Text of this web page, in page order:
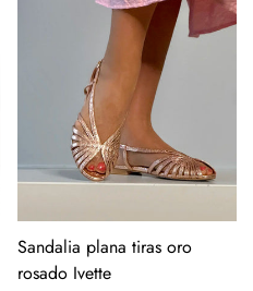
Sandalia plana tiras oro
rosado Ivette